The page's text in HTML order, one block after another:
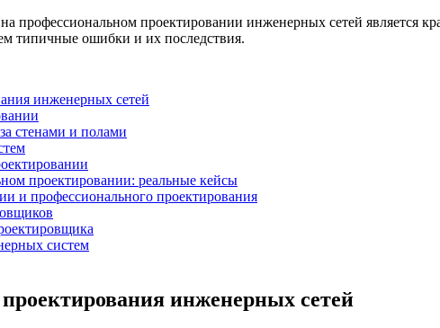
профессиональном проектировании инженерных сетей является
типичные ошибки и их последствия.
инженерных сетей
стенами и полами
проектировании: реальные кейсы
и профессионального проектирования
систем
инженерных сетей